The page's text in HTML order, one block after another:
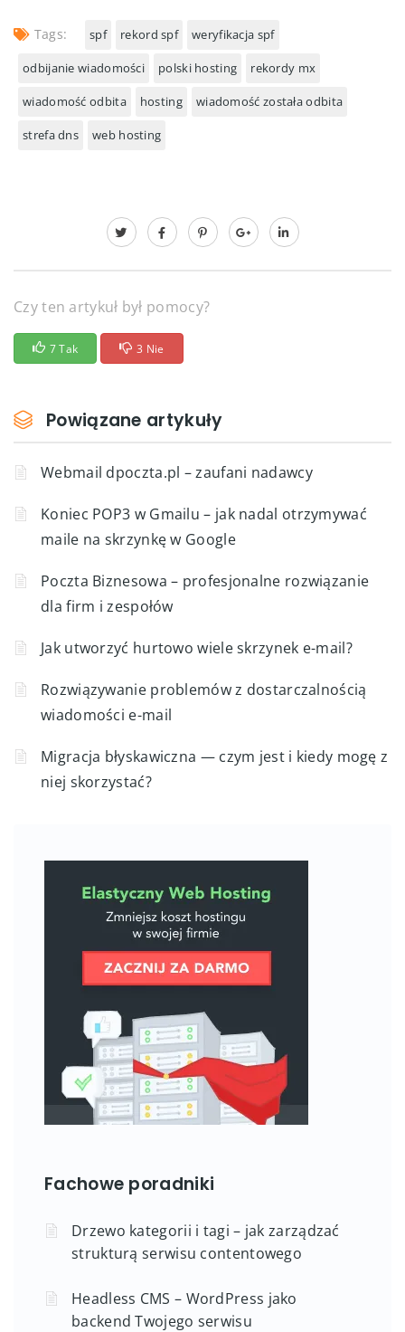
Tags: spf rekord spf weryfikacja spf
odbijanie wiadomości polski hosting rekordy mx
wiadomość odbita hosting wiadomość została odbita
strefa dns web hosting
Czy ten artykuł był pomocy?
7 Tak 3 Nie
Powiązane artykuły
Webmail dpoczta.pl – zaufani nadawcy
Koniec POP3 w Gmailu – jak nadal otrzymywać
maile na skrzynkę w Google
Poczta Biznesowa – profesjonalne rozwiązanie
dla firm i zespołów
Jak utworzyć hurtowo wiele skrzynek e-mail?
Rozwiązywanie problemów z dostarczalnością
wiadomości e-mail
Migracja błyskawiczna — czym jest i kiedy mogę z
niej skorzystać?
Fachowe poradniki
Drzewo kategorii i tagi – jak zarządzać
strukturą serwisu contentowego
Headless CMS – WordPress jako
backend Twojego serwisu